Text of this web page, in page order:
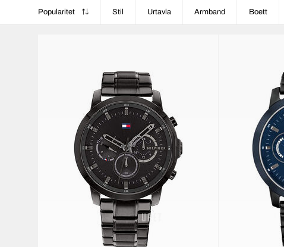
Popularitet Stil Urtavla Armband Boett